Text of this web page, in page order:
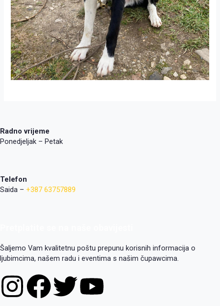
Radno vrijeme
Ponedjeljak – Petak
Telefon
Saida – +387 63757889
Šaljemo Vam kvalitetnu poštu prepunu korisnih informacija o
ljubimcima, našem radu i eventima s našim čupawcima.
I
F T Y